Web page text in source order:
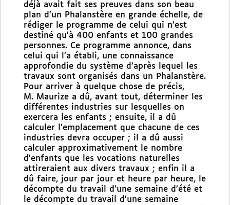
déjà avait fait ses preuves dans son beau
plan d’un Phalanstère en grande échelle, de
rédiger le programme de celui qui n’est
destiné qu’à 400 enfants et 100 grandes
personnes. Ce programme annonce, dans
celui qui l’a établi, une connaissance
approfondie du système d’après lequel les
travaux sont organisés dans un Phalanstère.
Pour arriver à quelque chose de précis,
M. Maurize a dû, avant tout, déterminer les
différentes industries sur lesquelles on
exercera les enfants ; ensuite, il a dû
calculer l’emplacement que chacune de ces
industries devra occuper ; il a dû aussi
calculer approximativement le nombre
d’enfants que les vocations naturelles
attireraient aux divers travaux ; enfin il a
dû faire, jour par jour et heure par heure, le
décompte du travail d’une semaine d’été et
le décompte du travail d’une semaine